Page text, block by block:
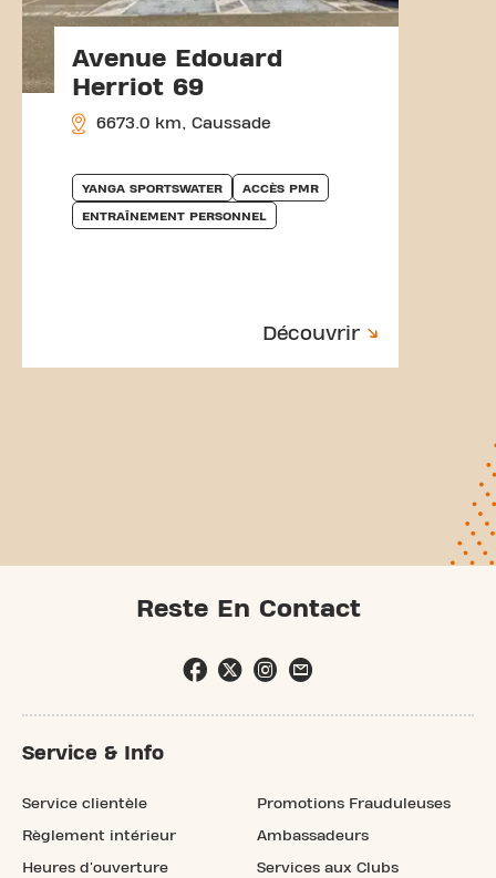
Avenue Edouard
Herriot 69
6673.0 km, Caussade
YANGA SPORTSWATER ACCÈS PMR
ENTRAÎNEMENT PERSONNEL
Découvrir
Reste En Contact
Service & Info
Service clientèle
Règlement intérieur
Heures d'ouverture
Promotions Frauduleuses
Ambassadeurs
Services aux Clubs